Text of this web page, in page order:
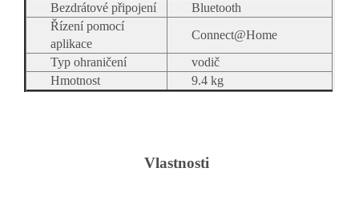
Bezdrátové připojení
Bluetooth
Řízení pomocí
aplikace
Connect@Home
Typ ohraničení
vodič
Hmotnost
9.4 kg
Vlastnosti